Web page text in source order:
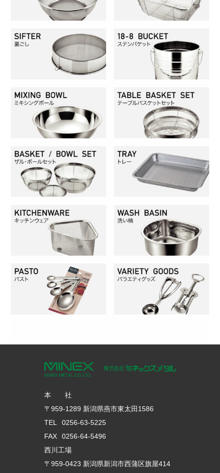
本 社
〒959-1289 新潟県燕市東太田1586
TEL
0256-63-5225
FAX
0256-64-5496
西川工場
〒959-0423 新潟県新潟市西蒲区旗屋414